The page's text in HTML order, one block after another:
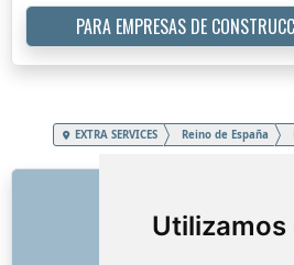
PARA EMPRESAS DE
EXTRA SERVICES Reino de España
Sobre